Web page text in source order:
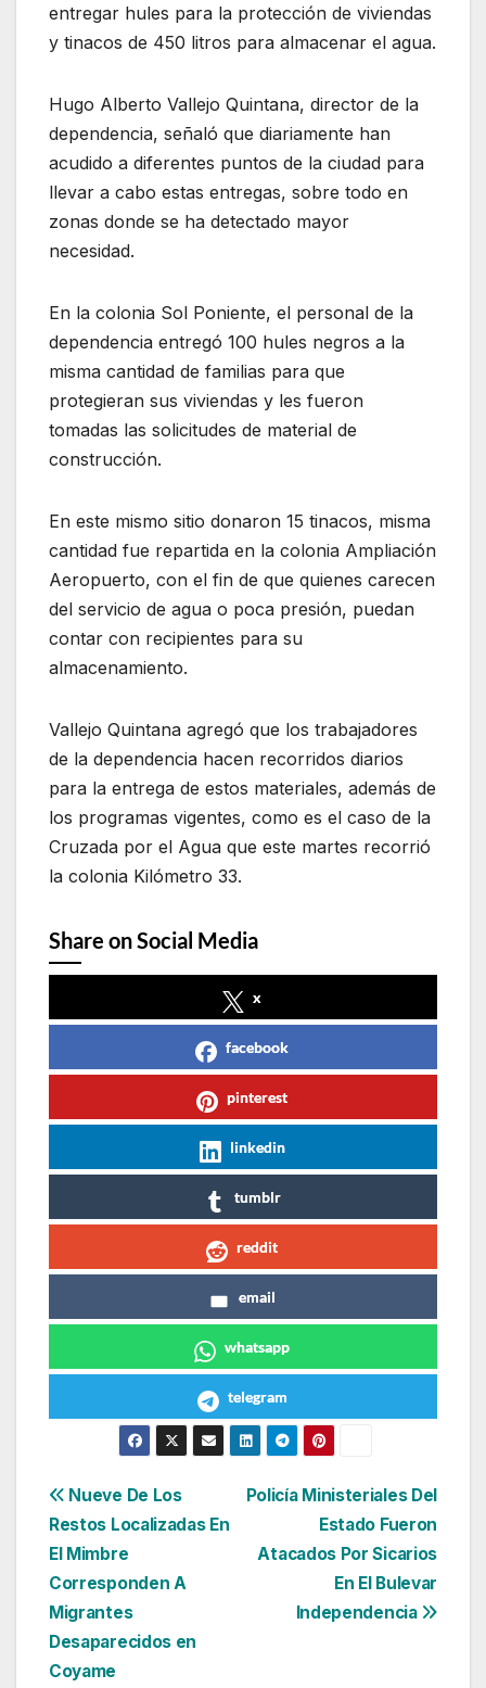
entregar hules para la protección de viviendas
y tinacos de 450 litros para almacenar el agua.
Hugo Alberto Vallejo Quintana, director de la
dependencia, señaló que diariamente han
acudido a diferentes puntos de la ciudad para
llevar a cabo estas entregas, sobre todo en
zonas donde se ha detectado mayor
necesidad.
En la colonia Sol Poniente, el personal de la
dependencia entregó 100 hules negros a la
misma cantidad de familias para que
protegieran sus viviendas y les fueron
tomadas las solicitudes de material de
construcción.
En este mismo sitio donaron 15 tinacos, misma
cantidad fue repartida en la colonia Ampliación
Aeropuerto, con el fin de que quienes carecen
del servicio de agua o poca presión, puedan
contar con recipientes para su
almacenamiento.
Vallejo Quintana agregó que los trabajadores
de la dependencia hacen recorridos diarios
para la entrega de estos materiales, además de
los programas vigentes, como es el caso de la
Cruzada por el Agua que este martes recorrió
la colonia Kilómetro 33.
Share on Social Media
x
facebook
pinterest
linkedin
tumblr
reddit
email
whatsapp
telegram
Navegación
de
entradas
Policía Ministeriales Del
Estado Fueron
Atacados Por Sicarios
En El Bulevar
Independencia
Nueve De Los
Restos Localizadas En
El Mimbre
Corresponden A
Migrantes
Desaparecidos en
Coyame